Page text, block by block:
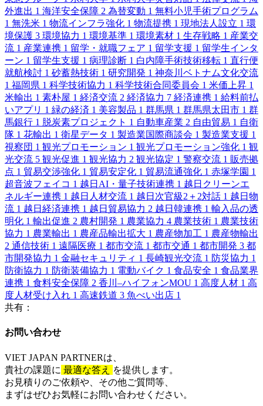
外進出 1 海洋安全保障 2 為替変動 1 無料小児手術プログラム
1 無洗米 1 物流インフラ強化 1 物流提携 1 現地法人設立 1 環
境保護 3 環境協力 1 環境基準 1 環境素材 1 生存戦略 1 産業交
流 1 産業連携 1 留学・就職フェア 1 留学支援 1 留学生インタ
ーン 1 留学生支援 1 病理診断 1 白内障手術技術移転 1 直行便
就航検討 1 砂蓄熱技術 1 研究開発 1 神奈川ベトナム文化交流
1 福岡県 1 科学技術協力 1 科学技術合同委員会 1 米価上昇 1
米輸出 1 素朴屋 1 経済交流 2 経済協力 7 経済連携 1 給料前払
いアプリ 1 緑の経済 1 美容製品 1 群馬県 1 群馬県太田市 1 群
馬銀行 1 脱炭素プロジェクト 1 自動車産業 2 自由貿易 1 自衛
隊 1 花輸出 1 衛星データ 1 製造業国際商談会 1 製造業支援 1
視察団 1 観光プロモーション 1 観光プロモーション強化 1 観
光交流 5 観光促進 1 観光協力 2 観光協定 1 警察交流 1 販売拠
点 1 貿易交渉強化 1 貿易安定化 1 貿易流通強化 1 赤塚学園 1
超音波フェイコ 1 越日AI・量子技術連携 1 越日クリーンエ
ネルギー連携 1 越日人材交流 1 越日次官級2＋2対話 1 越日物
流 1 越日経済連携 1 越日貿易協力 2 越日韓連携 1 輸入品の透
明化 1 輸出促進 2 農村開発 1 農業協力 4 農業技術 1 農業技術
協力 1 農業輸出 1 農産品輸出拡大 1 農産物加工 1 農産物輸出
2 通信技術 1 遠隔医療 1 都市交流 1 都市交通 1 都市開発 3 都
市開発協力 1 金融セキュリティ 1 長崎観光交流 1 防災協力 1
防衛協力 1 防衛装備協力 1 電動バイク 1 食品安全 1 食品業界
連携 1 食料安全保障 2 香川–ハイフォンMOU 1 高度人材 1 高
度人材受け入れ 1 高速鉄道 3 魚べい出店 1
共有：
お問い合わせ​
VIET JAPAN PARTNERは、
貴社の課題に 最適な答え
を提供します。
お見積りのご依頼や、その他ご質問等、​
まずはぜひお気軽にお問い合わせください。​